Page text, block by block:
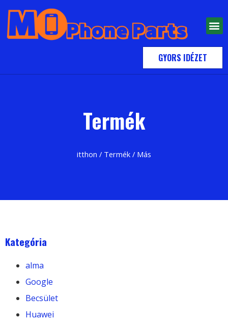
GYORS IDÉZET
Termék
itthon / Termék / Más
Kategória
alma
Google
Becsület
Huawei